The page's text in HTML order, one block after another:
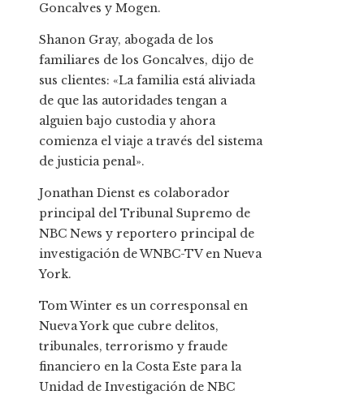
Goncalves y Mogen.
Shanon Gray, abogada de los
familiares de los Goncalves, dijo de
sus clientes: «La familia está aliviada
de que las autoridades tengan a
alguien bajo custodia y ahora
comienza el viaje a través del sistema
de justicia penal».
Jonathan Dienst es colaborador
principal del Tribunal Supremo de
NBC News y reportero principal de
investigación de WNBC-TV en Nueva
York.
Tom Winter es un corresponsal en
Nueva York que cubre delitos,
tribunales, terrorismo y fraude
financiero en la Costa Este para la
Unidad de Investigación de NBC